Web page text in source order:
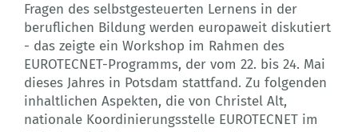
Fragen des selbstgesteuerten Lernens in der
beruflichen Bildung werden europaweit diskutiert
- das zeigte ein Workshop im Rahmen des
EUROTECNET-Programms, der vom 22. bis 24. Mai
dieses Jahres in Potsdam stattfand. Zu folgenden
inhaltlichen Aspekten, die von Christel Alt,
nationale Koordinierungsstelle EUROTECNET im